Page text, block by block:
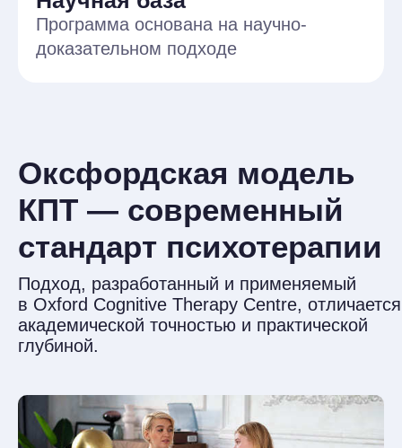
Научная база
и международный уровень
Оксфордская модель опирается
на исследования мирового уровня,
где КПТ признана «золотым стандартом»
терапии тревоги, депрессии и других
расстройств.
Здесь каждая интервенция подтверждена
протоколами.